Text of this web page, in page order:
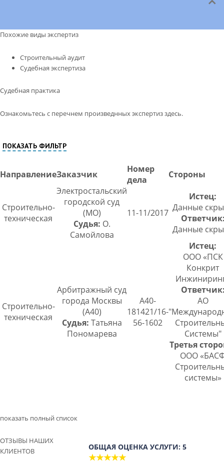
Похожие виды экспертиз
Строительный аудит
Судебная экспертиза
Судебная практика
Ознакомьтесь с перечнем произведнных экспертиз здесь.
ПОКАЗАТЬ ФИЛЬТР
НаправлениеЗаказчик
Номер
дела
Стороны
Строительно-
техническая
Электростальский
городской суд
(МО)
Судья: О.
Самойлова
11-11/2017
Истец:
Данные
Данные
Строительно-
техническая
Арбитражный суд
города Москвы
(А40)
Судья: Татьяна
Пономарева
А40-
181421/16-
56-1602
Истец:
ООО «ПСК
Конкрит
АО
Системы"
Третья
ООО
системы»
показать полный список
ОТЗЫВЫ НАШИХ
КЛИЕНТОВ
ОБЩАЯ ОЦЕНКА УСЛУГИ: 5
★★★★★